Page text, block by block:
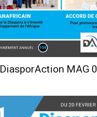
DiasporAction MAG